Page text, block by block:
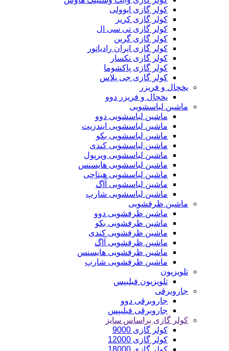
کولر گازی ایوولی
کولر گازی کریر
کولر گازی تی سی ال
کولر گازی گرین
کولر گازی ایران رادیاتور
کولر گازی نکسار
کولر گازی پاکشوما
کولر گازی جی پلاس
یخچال و فریزر
یخچال و فریزر دوو
ماشین لباسشویی
ماشین لباسشویی دوو
ماشین لباسشویی ایندزیت
ماشین لباسشویی بکو
ماشین لباسشویی کندی
ماشین لباسشویی ویرپول
ماشین لباسشویی هایسنس
ماشین لباسشویی هیتاچی
ماشین لباسشویی آاگ
ماشین لباسشویی شارپ
ماشین ظرفشویی
ماشین ظرفشویی دوو
ماشین ظرفشویی بکو
ماشین ظرفشویی کندی
ماشین ظرفشویی آاگ
ماشین ظرفشویی هایسنس
ماشین ظرفشویی شارپ
تلویزیون
تلویزیون فیلیپس
جاروبرقی
جاروبرقی دوو
جاروبرقی فیلیپس
کولر گازی براساس سایز
کولر گازی 9000
کولر گازی 12000
کولر گازی 18000